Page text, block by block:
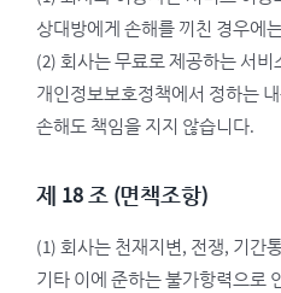
상대방에게 손해를 끼친 경우에
(2) 회사는 무료로 제공하는 서비
개인정보보호정책에서 정하는
손해도 책임을 지지 않습니다.
제 18 조 (면책조항)
(1) 회사는 천재지변, 전쟁, 기간
기타 이에 준하는 불가항력으로